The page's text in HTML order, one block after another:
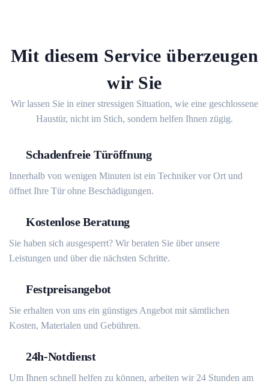
Mit diesem Service überzeugen
wir Sie
Wir lassen Sie in einer stressigen Situation, wie eine geschlossene
Haustür, nicht im Stich, sondern helfen Ihnen zügig.
Schadenfreie Türöffnung
Innerhalb von wenigen Minuten ist ein Techniker vor Ort und
öffnet Ihre Tür ohne Beschädigungen.
Kostenlose Beratung
Sie haben sich ausgesperrt? Wir beraten Sie über unsere
Leistungen und über die nächsten Schritte.
Festpreisangebot
Sie erhalten von uns ein günstiges Angebot mit sämtlichen
Kosten, Materialen und Gebühren.
24h-Notdienst
Um Ihnen schnell helfen zu können, arbeiten wir 24 Stunden am